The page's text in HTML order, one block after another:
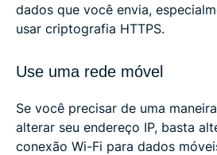
dados que você envia,
usar criptografia HTTPS.
Use uma rede móvel
Se você precisar de uma
alterar seu endereço IP, basta
conexão Wi-Fi para dados